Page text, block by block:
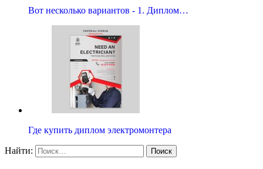
Вот несколько вариантов - 1. Диплом…
Где купить диплом электромонтера
Найти: